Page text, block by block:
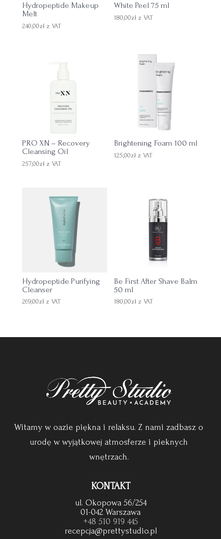
Hydropeptide Makeup
Melt
240,00zł z VAT
White Peel 75 ml
180,00zł z VAT
PRO XN – Recovery
Cleansing Oil
257,00zł z VAT
Brightening Foam 100 ml
125,00zł z VAT
Hydropeptide Purifying
Cleanser
269,00zł z VAT
Be First After Shave Balm
50 ml
180,00zł z VAT
Witamy w oazie piękna i relaksu. Z nami zadbasz o
urodę w wyjątkowej atmosferze i pieknych
wnętrzach.
KONTAKT
ul. Okopowa 56/254
01-042 Warszawa
+48 510 919 445
recepcja@prettystudio.pl